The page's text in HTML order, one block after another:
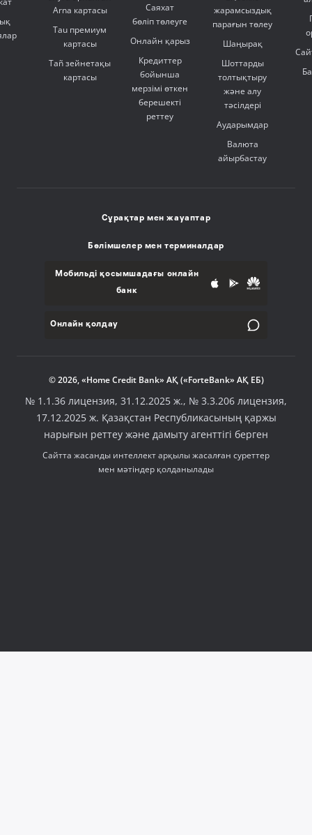
Arna картасы
Tau премиум
картасы
Tañ зейнетақы
картасы
Саяхат
бөліп төлеуге
Онлайн қарыз
Кредиттер
бойынша
мерзімі өткен
берешекті
реттеу
жарамсыздық
парағын төлеу
Шаңырақ
Шоттарды
толтықтыру
және алу
тәсілдері
Аударымдар
Валюта
айырбастау
Сұрақтар мен жауаптар
Бөлімшелер мен терминалдар
Мобильді қосымшадағы онлайн
банк
Онлайн қолдау
© 2026, «Home Credit Bank» АҚ («ForteBank» АҚ ЕБ)
№ 1.1.36 лицензия, 31.12.2025 ж., № 3.3.206 лицензия,
17.12.2025 ж. Қазақстан Республикасының қаржы
нарығын реттеу және дамыту агенттігі берген
Сайтта жасанды интеллект арқылы жасалған суреттер
мен мәтіндер қолданылады